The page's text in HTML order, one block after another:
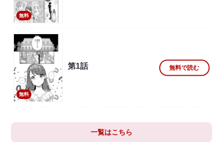
無料
無料
第1話 無料で読む
一覧はこちら